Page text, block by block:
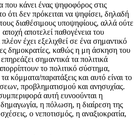
που κάνει ένας ψηφοφόρος στις
ότι δεν πρόκειται να ψηφίσει, δηλαδή
διαθέσιμους υποψηφίους, αλλά ούτε
αποτελεί παθογένεια του
έχει εξελιχθεί σε ένα σημαντικό
δημοκρατίες, καθώς η μη άσκηση του
σημαντικά τα πολιτικά
το πολιτικό σύστημα,
κόμματα/παρατάξεις και αυτό είναι το
προβληματισμού και ανησυχίας.
αυτή ευνοούνται η
η πόλωση, η διαίρεση της
ο νεποτισμός, η αναξιοκρατία,